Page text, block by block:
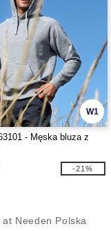
W1
- Męska bluza z
-21%
at Needen Polska